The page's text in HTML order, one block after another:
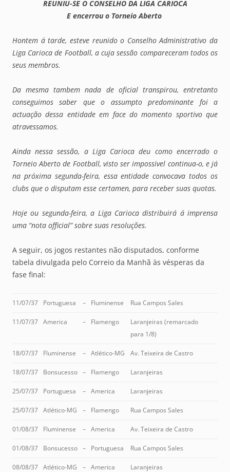
REUNIU-SE O CONSELHO DA LIGA CARIOCA
E encerrou o Torneio Aberto
Hontem á tarde, esteve reunido o Conselho Administrativo da
Liga Carioca de Football, a cuja sessão compareceram todos os
seus membros.
Da mesma tambem nada de oficial transpirou, entretanto
conseguimos saber que o assumpto predominante foi a
actuação dessa entidade em face do momento sportivo que
atravessamos.
Ainda nessa sessão, a Liga Carioca deu como encerrado o
Torneio Aberto de Football, visto ser impossivel continua-o, e já
na próxima segunda-feira, essa entidade convocava todos os
clubs que o disputam esse certamen, para receber suas quotas.
Hoje ou segunda-feira, a Liga Carioca distribuirá á imprensa
uma “nota official” sobre suas resoluções.
A seguir, os jogos restantes não disputados, conforme
tabela divulgada pelo Correio da Manhã às vésperas da
fase final:
11/07/37 Portuguesa – Fluminense Rua Campos Sales
11/07/37 America – Flamengo
Laranjeiras (remarcado
para 1/8)
18/07/37 Fluminense – Atlético-MG Av. Teixeira de Castro
18/07/37 Bonsucesso – Flamengo Laranjeiras
25/07/37 Portuguesa – America Laranjeiras
25/07/37 Atlético-MG – Flamengo Rua Campos Sales
01/08/37 Fluminense – America Av. Teixeira de Castro
01/08/37 Bonsucesso – Portuguesa Rua Campos Sales
08/08/37 Atlético-MG – America Laranjeiras